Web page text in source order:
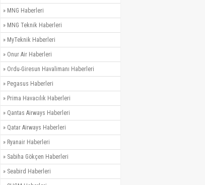
» MNG Haberleri
» MNG Teknik Haberleri
» MyTeknik Haberleri
» Onur Air Haberleri
» Ordu-Giresun Havalimanı Haberleri
» Pegasus Haberleri
» Prima Havacılık Haberleri
» Qantas Airways Haberleri
» Qatar Airways Haberleri
» Ryanair Haberleri
» Sabiha Gökçen Haberleri
» Seabird Haberleri